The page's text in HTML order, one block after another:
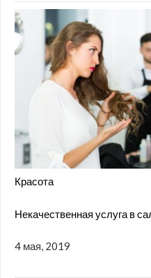
Красота
Некачественная услуга в
4 мая, 2019